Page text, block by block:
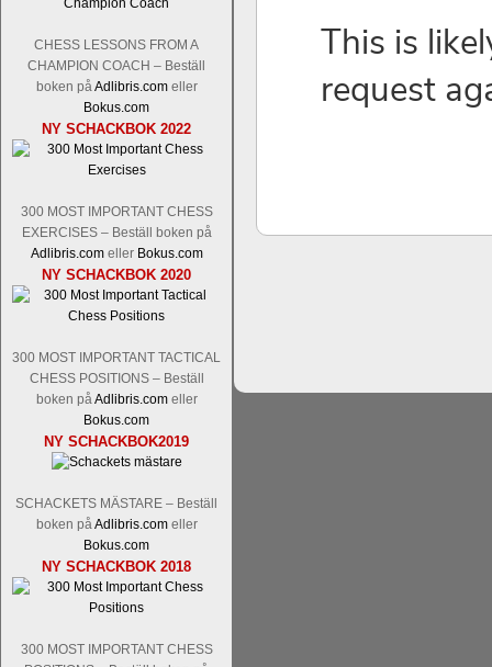
CHESS LESSONS FROM A
CHAMPION COACH – Beställ
boken på Adlibris.comeller
Bokus.com
NY SCHACKBOK 2022
300 MOST IMPORTANT CHESS
EXERCISES – Beställ boken på
Adlibris.comeller Bokus.com
NY SCHACKBOK 2020
300 MOST IMPORTANT TACTICAL
CHESS POSITIONS – Beställ
boken på Adlibris.comeller
Bokus.com
NY SCHACKBOK2019
SCHACKETS MÄSTARE – Beställ
boken på Adlibris.comeller
Bokus.com
NY SCHACKBOK 2018
300 MOST IMPORTANT CHESS
Nakamura-Fabiano Caruanaoch
han dock göra denna gång om
norsk massmedia som inte riktigt
ronden:GM Jonny Hector- GM